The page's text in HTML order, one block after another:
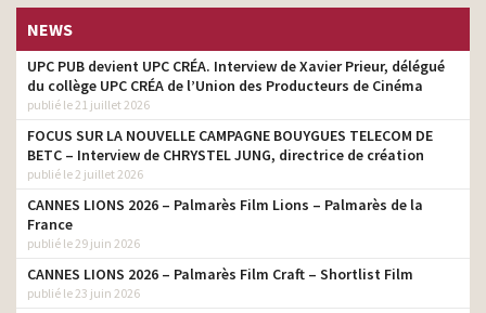
NEWS
UPC PUB devient UPC CRÉA. Interview de Xavier Prieur, délégué
du collège UPC CRÉA de l’Union des Producteurs de Cinéma
publié le 21 juillet 2026
FOCUS SUR LA NOUVELLE CAMPAGNE BOUYGUES TELECOM DE
BETC – Interview de CHRYSTEL JUNG, directrice de création
publié le 2 juillet 2026
CANNES LIONS 2026 – Palmarès Film Lions – Palmarès de la
France
publié le 29 juin 2026
CANNES LIONS 2026 – Palmarès Film Craft – Shortlist Film
publié le 23 juin 2026